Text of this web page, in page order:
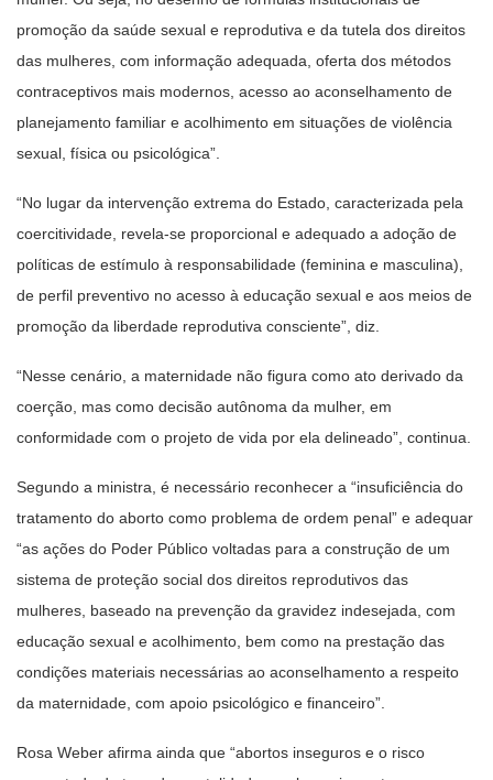
promoção da saúde sexual e reprodutiva e da tutela dos direitos
das mulheres, com informação adequada, oferta dos métodos
contraceptivos mais modernos, acesso ao aconselhamento de
planejamento familiar e acolhimento em situações de violência
sexual, física ou psicológica”.
“No lugar da intervenção extrema do Estado, caracterizada pela
coercitividade, revela-se proporcional e adequado a adoção de
políticas de estímulo à responsabilidade (feminina e masculina),
de perfil preventivo no acesso à educação sexual e aos meios de
promoção da liberdade reprodutiva consciente”, diz.
“Nesse cenário, a maternidade não figura como ato derivado da
coerção, mas como decisão autônoma da mulher, em
conformidade com o projeto de vida por ela delineado”, continua.
Segundo a ministra, é necessário reconhecer a “insuficiência do
tratamento do aborto como problema de ordem penal” e adequar
“as ações do Poder Público voltadas para a construção de um
sistema de proteção social dos direitos reprodutivos das
mulheres, baseado na prevenção da gravidez indesejada, com
educação sexual e acolhimento, bem como na prestação das
condições materiais necessárias ao aconselhamento a respeito
da maternidade, com apoio psicológico e financeiro”.
Rosa Weber afirma ainda que “abortos inseguros e o risco